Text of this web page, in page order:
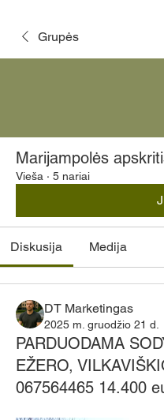
Grupės
Marijampolės
Vieša · 5 nariai
Diskusija Medija
DT Marketingas
2025 m. gruodžio 21 d.
PARDUODAMA
EŽERO,
067564465 14.400